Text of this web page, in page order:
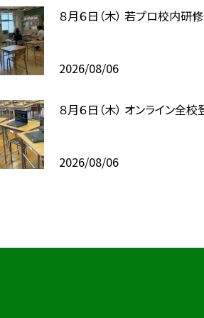
８月６日（木） 若プロ校内研修
2026/08/06
８月６日（木） オンライン全
2026/08/06